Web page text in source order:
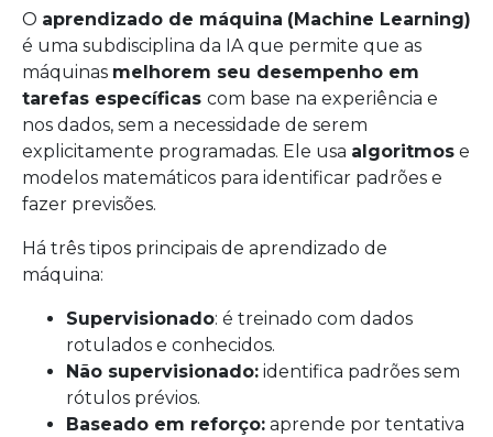
O aprendizado de máquina (Machine Learning)
é uma subdisciplina da IA que permite que as
máquinas melhorem seu desempenho em
tarefas específicas com base na experiência e
nos dados, sem a necessidade de serem
explicitamente programadas. Ele usa algoritmos e
modelos matemáticos para identificar padrões e
fazer previsões.
Há três tipos principais de aprendizado de
máquina:
Supervisionado: é treinado com dados
rotulados e conhecidos.
Não supervisionado: identifica padrões sem
rótulos prévios.
Baseado em reforço: aprende por tentativa